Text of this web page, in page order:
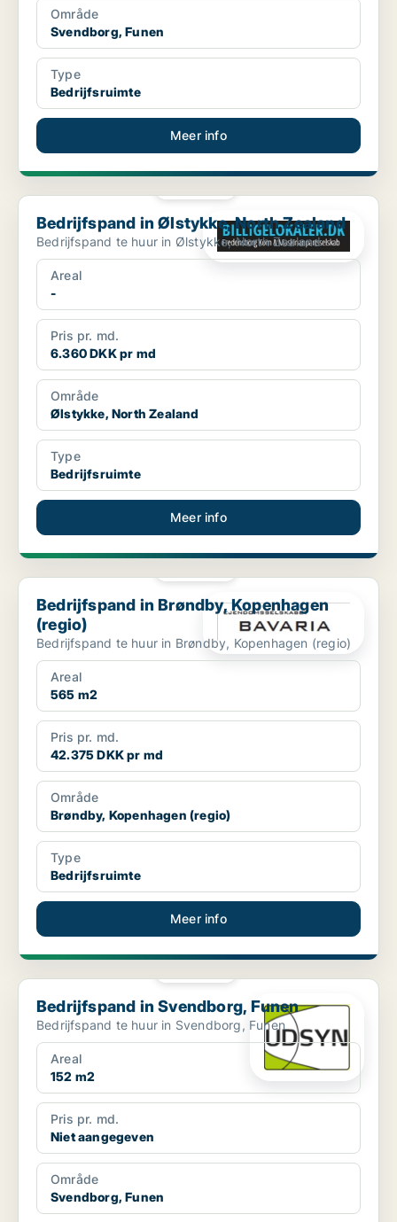
Område
Svendborg, Funen
Type
Bedrijfsruimte
Meer info
Bedrijfspand in Ølstykke, North Zealand
Bedrijfspand in Ølstykke, North Zealand
Bedrijfspand te huur in Ølstykke, North Zealand
Areal
-
Pris pr. md.
6.360 DKK pr md
Område
Ølstykke, North Zealand
Type
Bedrijfsruimte
Meer info
Bedrijfspand in Brøndby, Kopenhagen (regio)
Bedrijfspand in Brøndby, Kopenhagen
(regio)
Bedrijfspand te huur in Brøndby, Kopenhagen (regio)
Areal
565 m2
Pris pr. md.
42.375 DKK pr md
Område
Brøndby, Kopenhagen (regio)
Type
Bedrijfsruimte
Meer info
Bedrijfspand in Svendborg, Funen
Bedrijfspand in Svendborg, Funen
Bedrijfspand te huur in Svendborg, Funen
Areal
152 m2
Pris pr. md.
Niet aangegeven
Område
Svendborg, Funen